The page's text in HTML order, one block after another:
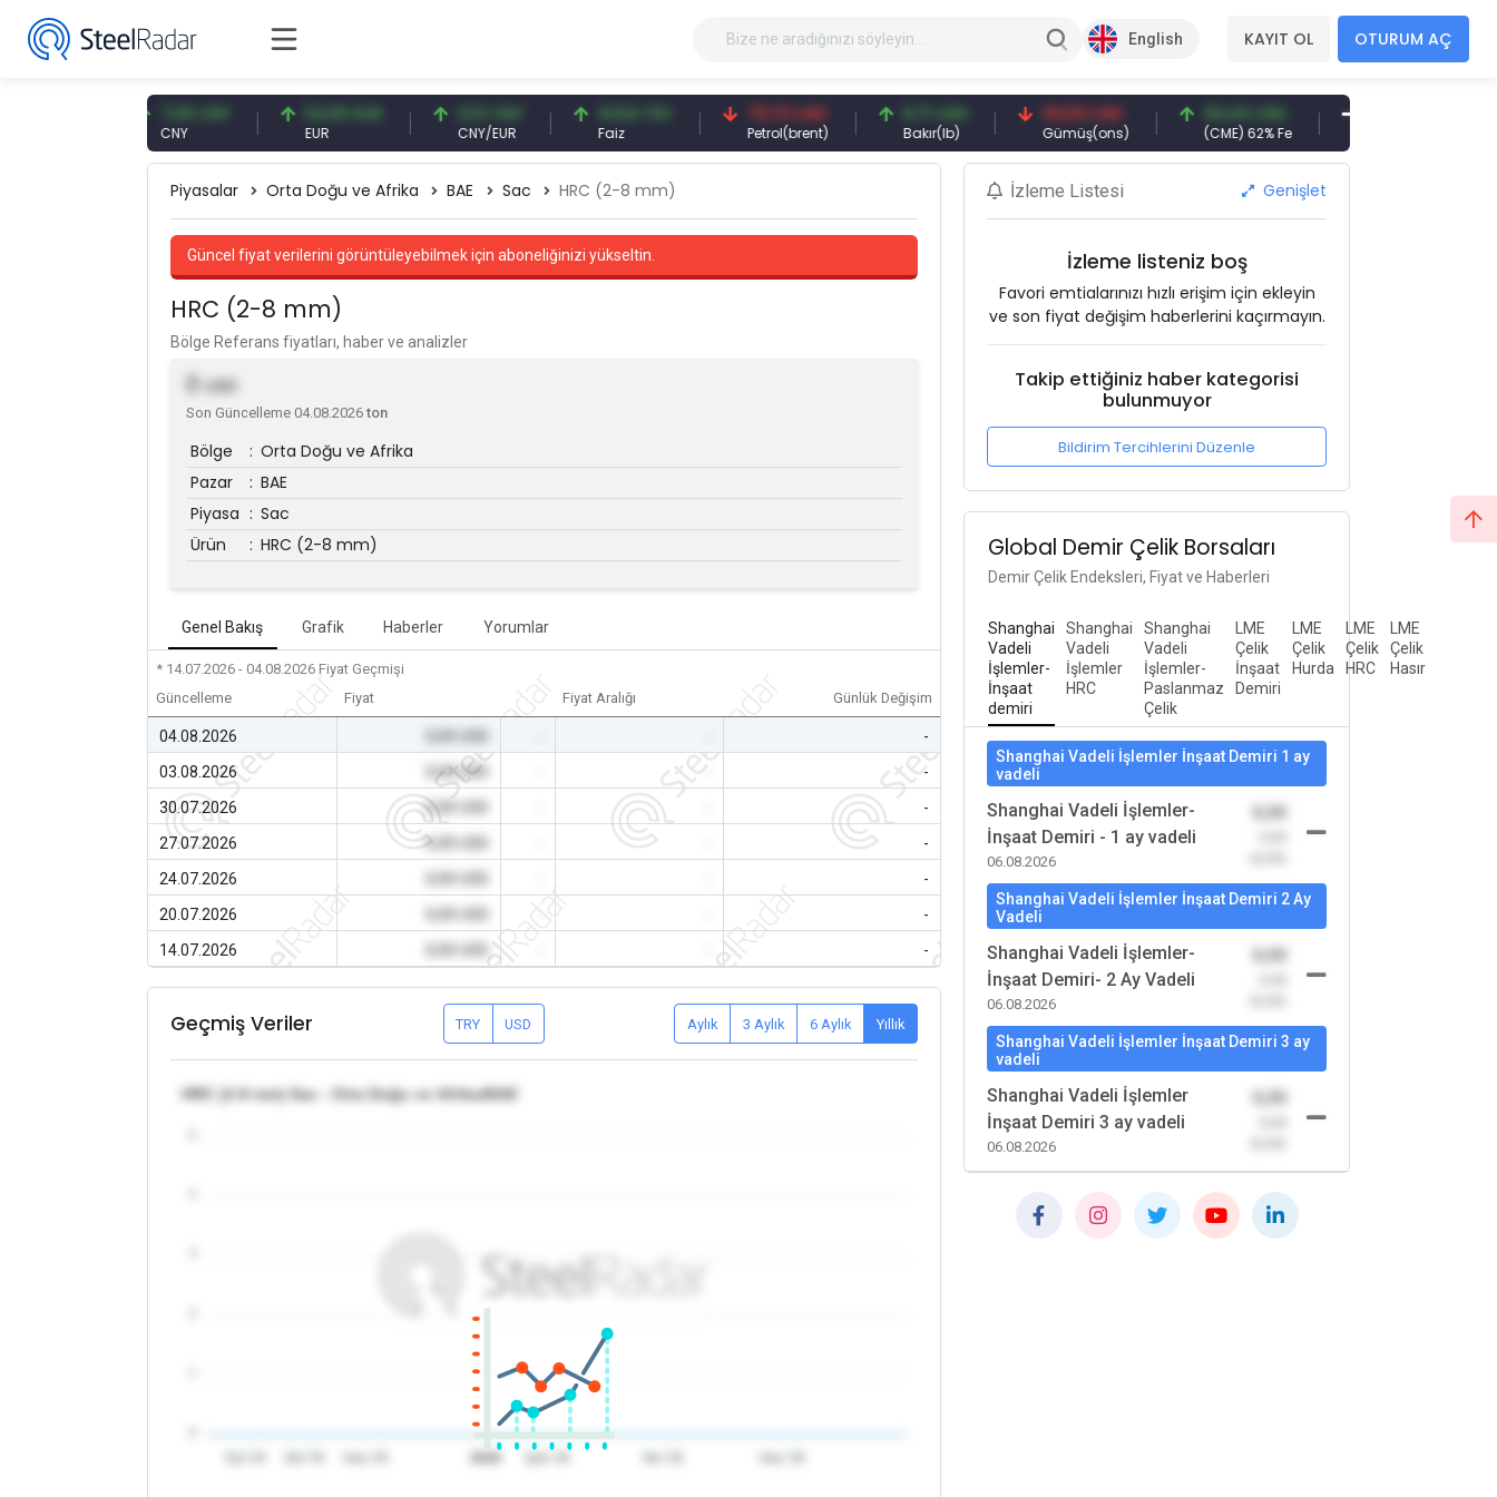
English KAYIT OL OTURUM AÇ
7,09 CNY 54,93 EUR
EUR
0,13 CNY
CNY/EUR
41,54 TRY
Faiz
79,73 USD
Petrol(brent)
6,71 USD
Bakır(lb)
94,50 USD
Gümüş(ons)
94,44 USD
(CME) 62% Fe
377,25 USD
Gemi Söküm
Piyasalar Orta Doğu ve Afrika BAE Sac HRC (2-8 mm)
Güncel fiyat verilerini görüntüleyebilmek için aboneliğinizi yükseltin.
HRC (2-8 mm)
Bölge Referans fiyatları, haber ve analizler
0 USD
Son Güncelleme 04.08.2026ton
Bölge : Orta Doğu ve Afrika
Pazar
: BAE
Piyasa : Sac
Ürün
: HRC (2-8 mm)
Genel Bakış Grafik Haberler Yorumlar
* 14.07.2026 - 04.08.2026 Fiyat Geçmişi
Güncelleme
Fiyat Fiyat Aralığı Günlük Değişim
04.08.2026
-
03.08.2026
0,00 USD
-
30.07.2026
0,00 USD
-
27.07.2026
0,00 USD
-
24.07.2026
-
20.07.2026
-
-
14.07.2026
-
Geçmiş Veriler TRY USD Aylık 3 Aylık 6 Aylık Yıllık
HRC (2-8 mm) Sac - Orta Doğu ve Afrika/BAE
İzleme Listesi Genişlet
İzleme listeniz boş
Favori emtialarınızı hızlı erişim için ekleyin
ve son fiyat değişim haberlerini kaçırmayın.
Takip ettiğiniz haber kategorisi
bulunmuyor
Bildirim Tercihlerini Düzenle
Global Demir Çelik Borsaları
Demir Çelik Endeksleri, Fiyat ve Haberleri
Shanghai
Vadeli
İşlemler-
İnşaat
demiri
Shanghai
Vadeli
İşlemler
HRC
Shanghai
Vadeli
İşlemler-
Paslanmaz
Çelik
LME
Çelik
İnşaat
Demiri
LME
Çelik
Hurda
LME
Çelik
HRC
LME
Çelik
Hasır
Shanghai Vadeli İşlemler İnşaat Demiri 1 ay
vadeli
Shanghai Vadeli İşlemler-
İnşaat Demiri - 1 ay vadeli
06.08.2026
Shanghai Vadeli İşlemler İnşaat Demiri 2 Ay
Vadeli
Shanghai Vadeli İşlemler-
İnşaat Demiri- 2 Ay Vadeli
06.08.2026
Shanghai Vadeli İşlemler İnşaat Demiri 3 ay
vadeli
Shanghai Vadeli İşlemler
İnşaat Demiri 3 ay vadeli
06.08.2026